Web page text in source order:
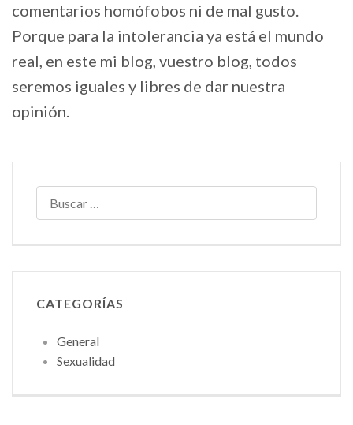
comentarios homófobos ni de mal gusto.
Porque para la intolerancia ya está el mundo
real, en este mi blog, vuestro blog, todos
seremos iguales y libres de dar nuestra
opinión.
CATEGORÍAS
General
Sexualidad